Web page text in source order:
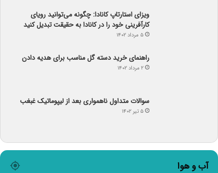
راهنمای خرید دسته گل مناسب برای هدیه دادن
۲ مرداد ۱۴۰۲
سوالات متداول ناهمواری بعد از لیپوماتیک غبغب
۵ تیر ۱۴۰۲
۸ ℃